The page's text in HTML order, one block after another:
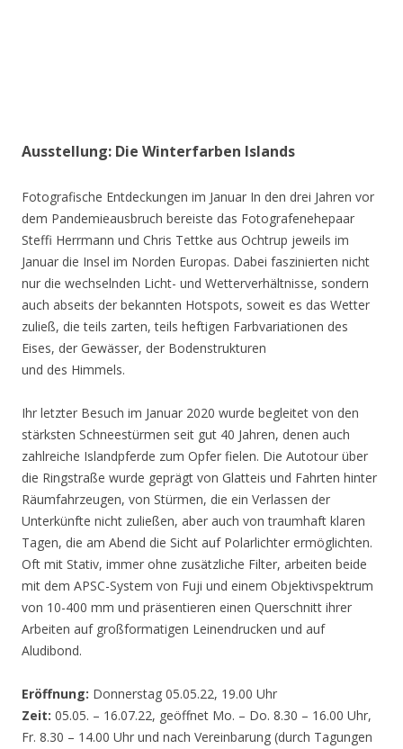
Ausstellung: Die Winterfarben Islands
Fotografische Entdeckungen im Januar In den drei Jahren vor
dem Pandemieausbruch bereiste das Fotografenehepaar
Steffi Herrmann und Chris Tettke aus Ochtrup jeweils im
Januar die Insel im Norden Europas. Dabei faszinierten nicht
nur die wechselnden Licht- und Wetterverhältnisse, sondern
auch abseits der bekannten Hotspots, soweit es das Wetter
zuließ, die teils zarten, teils heftigen Farbvariationen des
Eises, der Gewässer, der Bodenstrukturen
und des Himmels.
Ihr letzter Besuch im Januar 2020 wurde begleitet von den
stärksten Schneestürmen seit gut 40 Jahren, denen auch
zahlreiche Islandpferde zum Opfer fielen. Die Autotour über
die Ringstraße wurde geprägt von Glatteis und Fahrten hinter
Räumfahrzeugen, von Stürmen, die ein Verlassen der
Unterkünfte nicht zuließen, aber auch von traumhaft klaren
Tagen, die am Abend die Sicht auf Polarlichter ermöglichten.
Oft mit Stativ, immer ohne zusätzliche Filter, arbeiten beide
mit dem APSC-System von Fuji und einem Objektivspektrum
von 10-400 mm und präsentieren einen Querschnitt ihrer
Arbeiten auf großformatigen Leinendrucken und auf
Aludibond.
Eröffnung: Donnerstag 05.05.22, 19.00 Uhr
Zeit: 05.05. – 16.07.22, geöffnet Mo. – Do. 8.30 – 16.00 Uhr,
Fr. 8.30 – 14.00 Uhr und nach Vereinbarung (durch Tagungen